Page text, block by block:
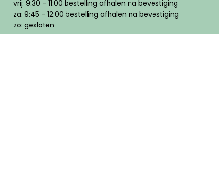
vrij: 9:30 – 11:00 bestelling afhalen na bevestiging
za: 9:45 – 12:00 bestelling afhalen na bevestiging
zo: gesloten